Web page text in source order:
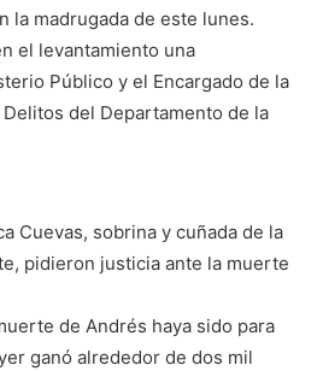
la madrugada de este lunes.
el levantamiento una
Público y el Encargado de la
del Departamento de la
Cuevas, sobrina y cuñada de la
pidieron justicia ante la muerte
de Andrés haya sido para
ganó alrededor de dos mil